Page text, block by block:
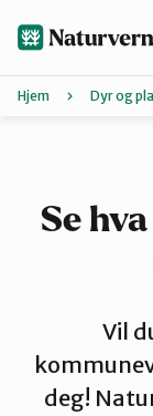
Finn ditt lokallag
Agder
Hjem Dyr og
Se
Vil
deg!